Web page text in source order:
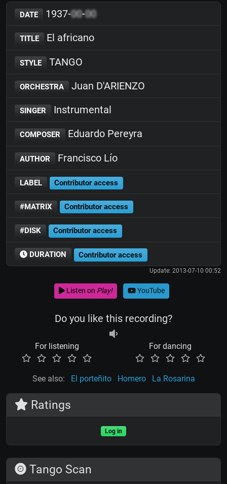
DATE 1937-00-00
TITLE El africano
STYLE TANGO
ORCHESTRA Juan D'ARIENZO
SINGER Instrumental
COMPOSER Eduardo Pereyra
AUTHOR Francisco Lío
LABEL Contributor access
#MATRIX Contributor access
#DISK Contributor access
DURATION Contributor access
Update: 2013-07-10 00:52
Listen on Play! YouTube
Do you like this recording?
For listening For dancing
See also: El porteñito Homero La Rosarina
Ratings
Log in
Tango Scan